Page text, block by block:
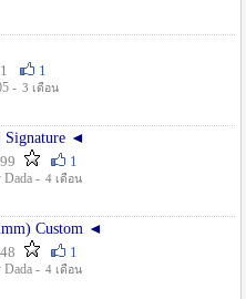
1
- 3 เดือน
Signature ◄
1
Dada - 4 เดือน
Custom ◄
1
Dada - 4 เดือน